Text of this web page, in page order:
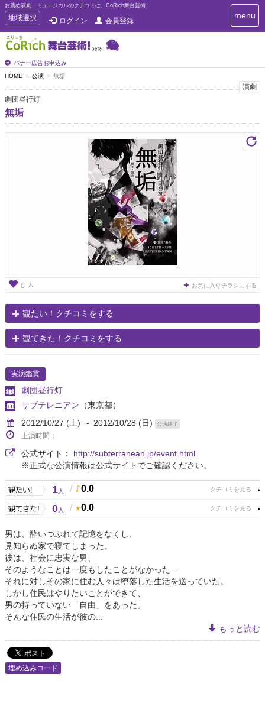
お薦め演劇・ミュージカルのクチコミは、CoRich舞台芸術！
T
o
g
g
e
n
a
v
i
g
地域選択 ログイン 会員登録
バナー広告お申込み
T
o
i
g
menu
HOME 公演 無垢
演劇
劇団昼行灯
無垢
0 人 お気に入りチラシにする
観たい！クチコミをする
観てきた！クチコミをする
実演鑑賞
劇団昼行灯
サブテレニアン （東京都）
2012/10/27 (土) ～ 2012/10/28 (日)
公演終了
上演時間：
公式サイト： http://subterranean.jp/event.html
※正式な公演情報は公式サイトでご確認ください。
1人 / 0.0
0人 / 0.0
男は、酔いつぶれて記憶をなくし、
見知らぬ家で寝てしまった。
彼は、社会に忠実な男、
そのようなことは一度もしたことがなかった…
それに対しその家に住む人々は堕落した生活を送っていた。
しかし住民はやりたいことができて、
男の持っていない「自由」をあった。
そんな住民の生活が彼の...
もっと読む
埋め込みコード